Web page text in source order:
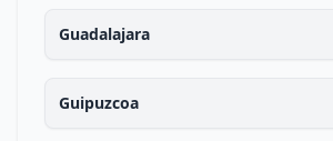
Guadalajara
Guipuzcoa